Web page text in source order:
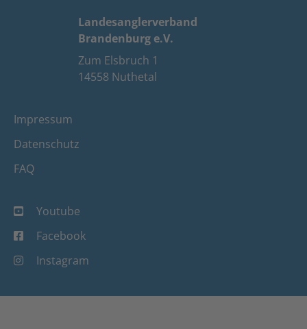
Landesanglerverband
Brandenburg e.V.
Zum Elsbruch 1
14558 Nuthetal
Impressum
Datenschutz
FAQ
Youtube
Facebook
Instagram